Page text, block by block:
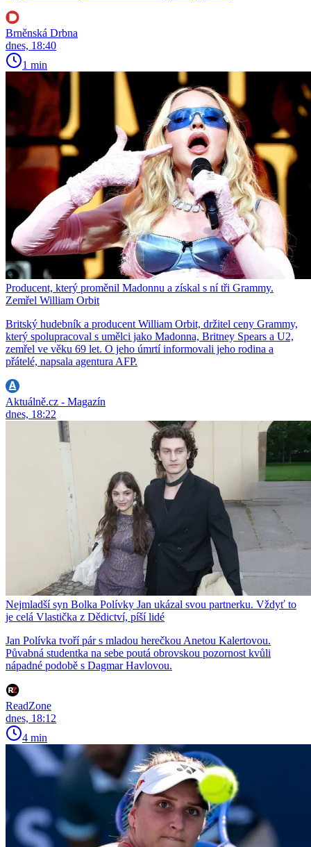
Brněnská Drbna
dnes, 18:40
1 min
Producent, který proměnil Madonnu a získal s ní tři Grammy.
Zemřel William Orbit
Britský hudebník a producent William Orbit, držitel ceny Grammy,
který spolupracoval s umělci jako Madonna, Britney Spears a U2,
zemřel ve věku 69 let. O jeho úmrtí informovali jeho rodina a
přátelé, napsala agentura AFP.
Aktuálně.cz - Magazín
dnes, 18:22
Nejmladší syn Bolka Polívky Jan ukázal svou partnerku. Vždyť to
je celá Vlastička z Dědictví, píší lidé
Jan Polívka tvoří pár s mladou herečkou Anetou Kalertovou.
Půvabná studentka na sebe poutá obrovskou pozornost kvůli
nápadné podobě s Dagmar Havlovou.
ReadZone
dnes, 18:12
4 min